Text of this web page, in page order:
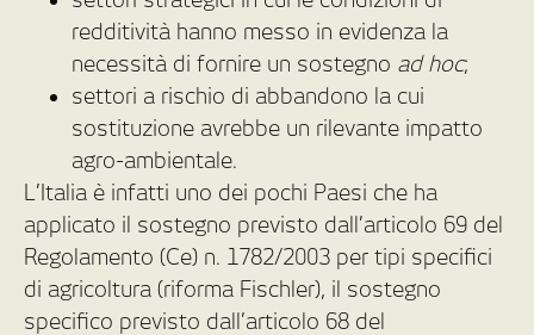
redditività hanno messo in evidenza la
necessità di fornire un sostegno ad hoc;
settori a rischio di abbandono la cui
sostituzione avrebbe un rilevante impatto
agro-ambientale.
L’Italia è infatti uno dei pochi Paesi che ha
applicato il sostegno previsto dall’articolo 69 del
Regolamento (Ce) n. 1782/2003 per tipi specifici
di agricoltura (riforma Fischler), il sostegno
specifico previsto dall’articolo 68 del